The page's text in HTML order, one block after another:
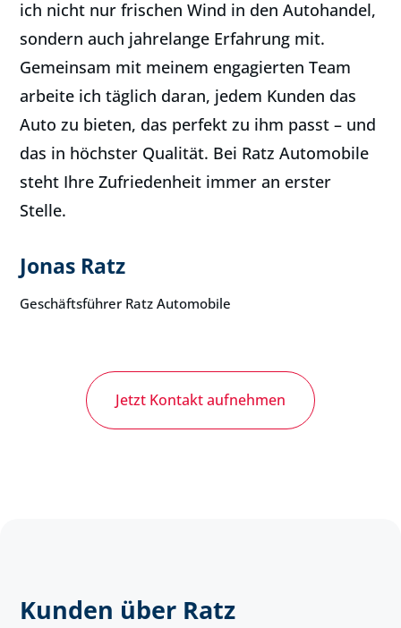
ich nicht nur frischen Wind in den Autohandel,
sondern auch jahrelange Erfahrung mit.
Gemeinsam mit meinem engagierten Team
arbeite ich täglich daran, jedem Kunden das
Auto zu bieten, das perfekt zu ihm passt – und
das in höchster Qualität. Bei Ratz Automobile
steht Ihre Zufriedenheit immer an erster
Stelle.
Jonas Ratz
Geschäftsführer Ratz Automobile
Jetzt Kontakt aufnehmen
Kunden über Ratz